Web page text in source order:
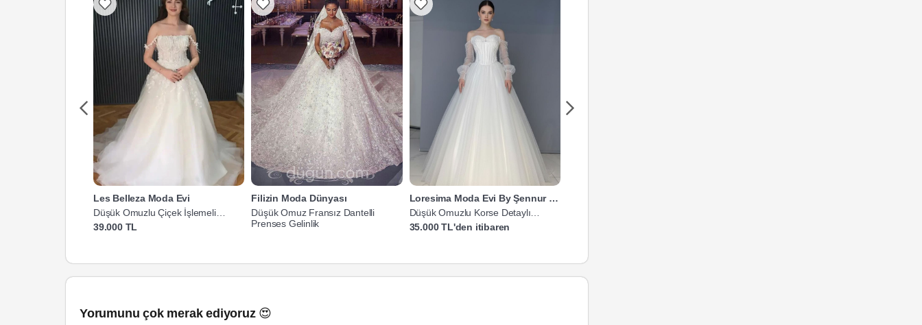
Les Belleza Moda Evi
Düşük Omuzlu Çiçek İşlemeli
Prenses Gelinlik
39.000 TL
Filizin Moda Dünyası
Düşük Omuz Fransız Dantelli
Prenses Gelinlik
Loresima Moda Evi By Şennur Kosif
Düşük Omuzlu Korse Detaylı
Prenses Gelinlik
35.000 TL'den itibaren
Yorumunu çok merak ediyoruz 😍